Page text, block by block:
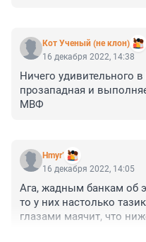
Кот Ученый (не клон)
16 декабря 2022, 14:38
Ничего удивительного
прозападная и
МВФ
Hmyr’
16 декабря 2022, 14:05
Ага, жадным банкам об
то у них настолько
глазами маячит, что